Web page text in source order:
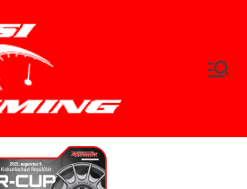
hegc
sitimi
Időtlen Idők